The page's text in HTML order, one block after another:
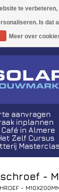
aanvragen
inplannen
in Almere
Zelf Cursus
-
-
Meer over